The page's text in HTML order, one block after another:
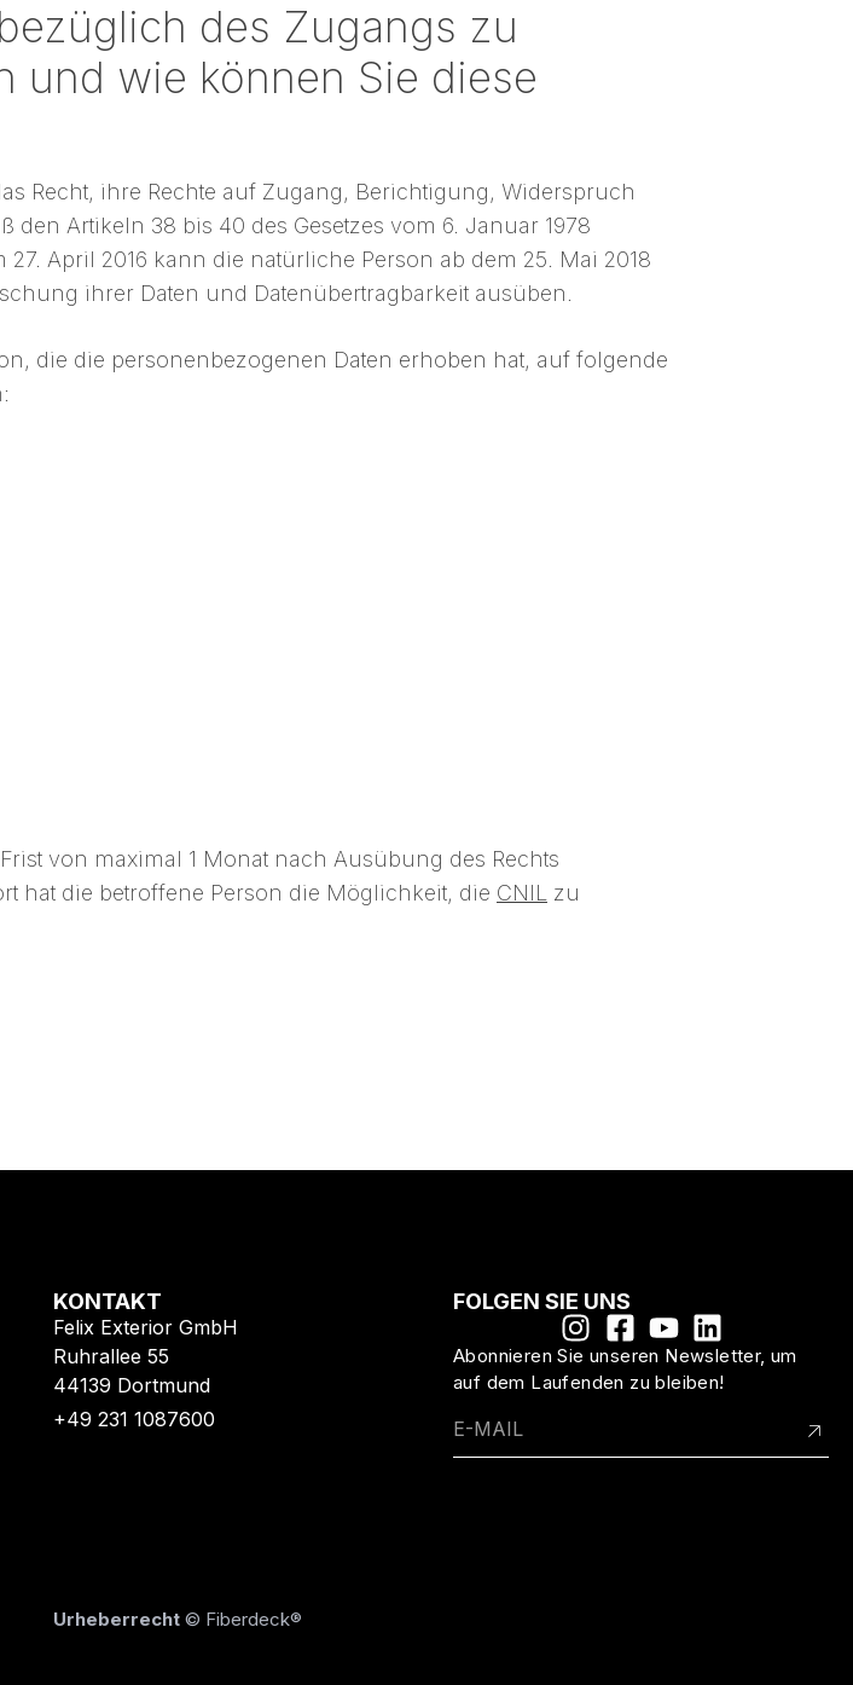
des Zugangs zu
und wie können Sie diese
Recht, ihre Rechte auf Zugang, Berichtigung, Widerspruch
Artikeln 38 bis 40 des Gesetzes vom 6. Januar 1978
April 2016 kann die natürliche Person ab dem 25. Mai 2018
ihrer Daten und Datenübertragbarkeit ausüben.
die die personenbezogenen Daten erhoben hat, auf folgende
von maximal 1 Monat nach Ausübung des Rechts
hat die betroffene Person die Möglichkeit, die CNIL
zu
KONTAKT
Felix Exterior GmbH
Ruhrallee 55
44139 Dortmund
+49 231 1087600
FOLGEN SIE UNS
Abonnieren Sie unseren Newsletter, um
auf dem Laufenden zu bleiben!
Urheberrecht © Fiberdeck®​